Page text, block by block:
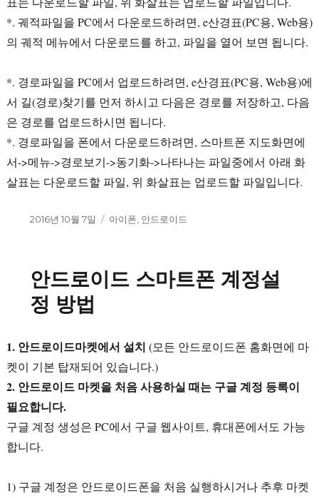
*. 궤적파일을 PC에서 다운로드하려면, e산경표(PC용, Web용)
의 궤적 메뉴에서 다운로드를 하고, 파일을 열어 보면 됩니다.
*. 경로파일을 PC에서 업로드하려면, e산경표(PC용, Web용)에
서 길(경로)찾기를 먼저 하시고 다음은 경로를 저장하고, 다음
은 경로를 업로드하시면 됩니다.
*. 경로파일을 폰에서 다운로드하려면, 스마트폰 지도화면에
서->메뉴->경로보기->동기화->나타나는 파일중에서 아래 화
살표는 다운로드할 파일, 위 화살표는 업로드할 파일입니다.
작
2016년 10월 7일
카
아이폰 안드로이드
안드로이드 스마트폰 계정설
정 방법
1. 안드로이드마켓에서 설치 (모든 안드로이드폰 홈화면에 마
켓이 기본 탑재되어 있습니다.)
2. 안드로이드 마켓을 처음 사용하실 때는 구글 계정 등록이
필요합니다.
구글 계정 생성은 PC에서 구글 웹사이트, 휴대폰에서도 가능
합니다.
1) 구글 계정은 안드로이드폰을 처음 실행하시거나 추후 마켓